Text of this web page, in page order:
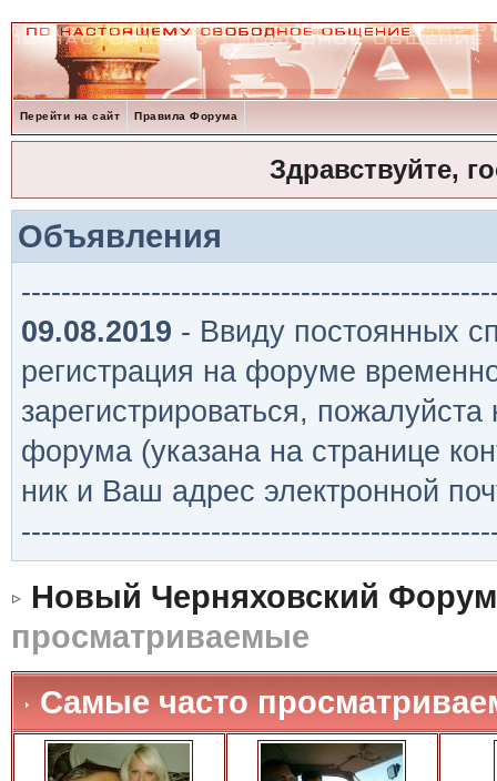
Перейти на сайт Правила Форума
Здравствуйте,
Объявления
09.08.2019 - Ввиду постоянных
регистрация на форуме
зарегистрироваться,
форума (указана на странице
ник и Ваш адрес электронной
Новый Черняховский Форум
просматриваемые
Самые часто